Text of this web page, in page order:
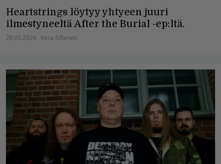
Heartstrings löytyy yhtyeen juuri
ilmestyneeltä After the Burial -ep:ltä.
28.05.2026 Vesa Siltanen